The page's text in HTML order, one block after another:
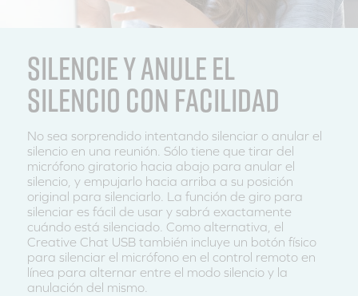
SILENCIE Y ANULE EL
SILENCIO CON FACILIDAD
No sea sorprendido intentando silenciar o anular el
silencio en una reunión. Sólo tiene que tirar del
micrófono giratorio hacia abajo para anular el
silencio, y empujarlo hacia arriba a su posición
original para silenciarlo. La función de giro para
silenciar es fácil de usar y sabrá exactamente
cuándo está silenciado. Como alternativa, el
Creative Chat USB también incluye un botón físico
para silenciar el micrófono en el control remoto en
línea para alternar entre el modo silencio y la
anulación del mismo.